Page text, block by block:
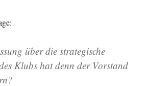
über die strategische
Klubs hat denn der Vorstand